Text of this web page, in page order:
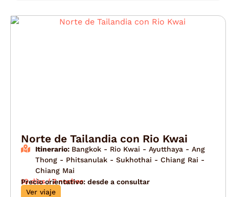
Norte de Tailandia con Rio Kwai
Itinerario: Bangkok - Rio Kwai - Ayutthaya - Ang
Thong - Phitsanulak - Sukhothai - Chiang Rai -
Chiang Mai
10 días / 7 noches
Precio orientativo: desde a consultar
Ver viaje